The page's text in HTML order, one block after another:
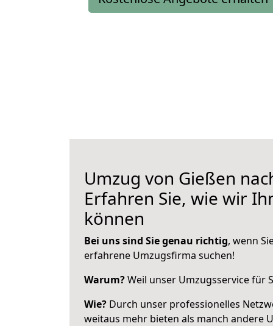
Umzug von Gießen
Erfahren Sie, wie wir
können
Bei uns sind Sie genau richtig, wenn
erfahrene Umzugsfirma suchen!
Warum?Weil unser Umzugsservice für
Wie? Durch unser professionelles
weitaus mehr bieten als manch andere